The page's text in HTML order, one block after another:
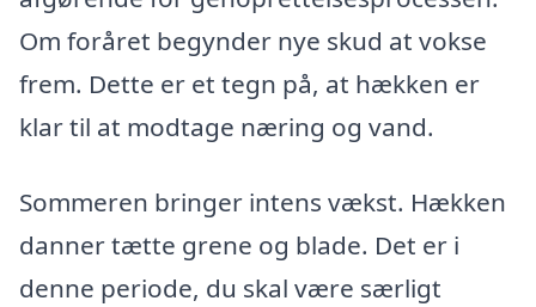
Om foråret begynder nye skud at vokse
frem. Dette er et tegn på, at hækken er
klar til at modtage næring og vand.
Sommeren bringer intens vækst. Hækken
danner tætte grene og blade. Det er i
denne periode, du skal være særligt